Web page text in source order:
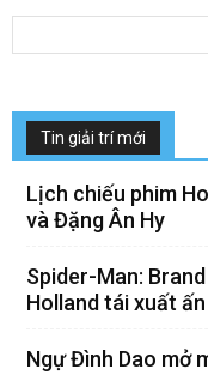
Tin giải trí mới
Lịch chiếu phim
và Đặng Ân Hy
Spider-Man:
Holland tái xuất
Ngự Đình Dao mở